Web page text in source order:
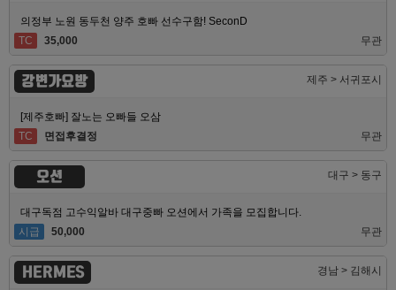
의정부 노원 동두천 양주 호빠 선수구함! SeconD
TC
35,000 무관
강변가요방 제주 > 서귀포시
[제주호빠] 잘노는 오빠들 오삼
TC
면접후결정 무관
오션 대구 > 동구
대구독점 고수익알바 대구중빠 오션에서 가족을 모집합니다.
시급
50,000 무관
HERMES 경남 > 김해시